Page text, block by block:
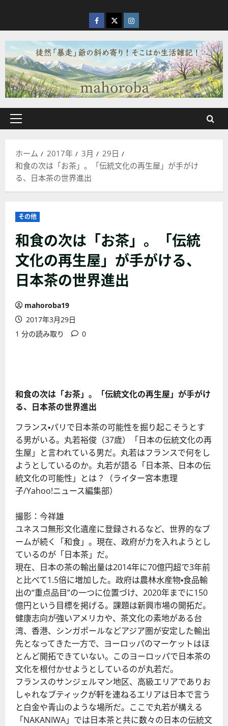
を
ス
キ
ッ
プ
facebook
X Instagram
メ
ン
メ
ニ
ホーム 2017年 3月
29日
和食の次は「お茶」。「伝統文化の再生屋」が手がけ
る、日本茶の世界進出
その他
和食の次は「お茶」。「伝統
文化の再生屋」が手がける、
日本茶の世界進出
mahoroba19
2017年3月29日
1 分の読み取り
0
和食の次は「お茶」。「伝統文化の再生屋」が手がけ
る、日本茶の世界進出
フランス・パリで日本茶の可能性を掘り起こそうとす
る男がいる。丸若裕俊（37歳）「日本の伝統文化の再
生屋」と言われている男だ。丸若はフランスで何をし
ようとしているのか。丸若が語る「日本茶、日本の伝
統文化の可能性」とは？（ライター宮本恵理
子/Yahoo!ニュース編集部）
撮影：今祥雄
ユネスコ無形文化遺産に登録されるなど、世界的なブ
ームが続く「和食」。現在、政府が力を入れようとし
ているのが「日本茶」だ。
現在、日本の茶の輸出量は2014年に70億円超で3年前
と比べて1.5倍に増加した。政府は農林水産物・食品輸
出の“重点品目”の一つに位置づけ、2020年までに150
億円という目標を掲げる。課題は新興市場の開拓だ。
健康志向が強いアメリカや、茶文化の素地がある台
湾、香港、シンガポールなどアジア圏が安定した輸出
先となってきた一方で、ヨーロッパのマーケットはほ
とんど開拓できていない。このヨーロッパで日本茶の
文化を根付かせようとしているのが丸若だ。
フランスのサンジェルマン地区、高級エリアでありお
しゃれなブティックが軒を連ねるエリアは日本で言う
と白金や青山のような場所だ。ここで丸若が構える
「NAKANIWA」では日本茶と共に数々の日本の伝統文